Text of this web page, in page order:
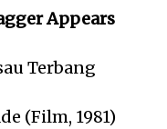
Appears
Terbang
(Film, 1981)